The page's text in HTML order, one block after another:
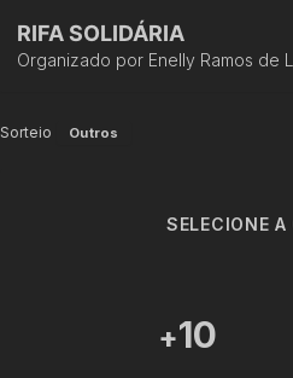
RIFA SOLIDÁRIA
Organizado por Enelly Ramos de
Sorteio Outros
SELECIONE A
+10